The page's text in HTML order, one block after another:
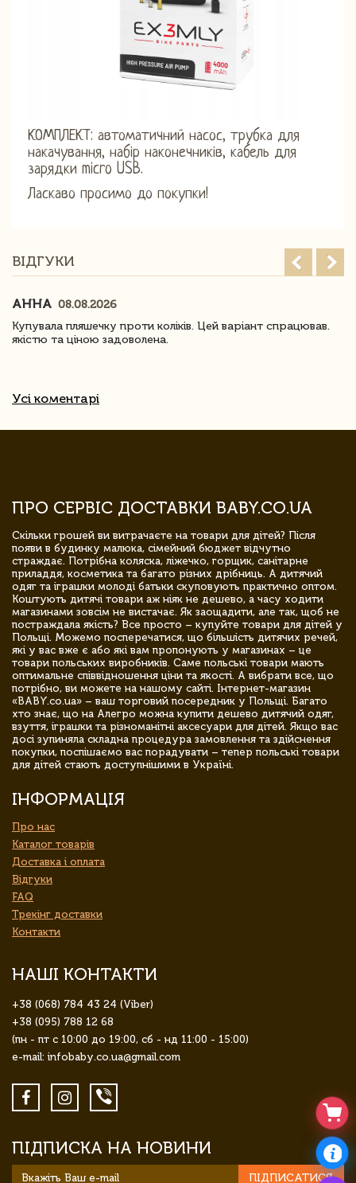
КОМПЛЕКТ: автоматичний насос, трубка для
накачування, набір наконечників, кабель для
зарядки micro USB.
Ласкаво просимо до покупки!
ВІДГУКИ
АННА 08.08.2026
Купувала пляшечку проти коліків. Цей варіант спрацював.
якістю та ціною задоволена.
Усі коментарі
ПРО СЕРВІС ДОСТАВКИ BABY.CO.UA
Скільки грошей ви витрачаєте на товари для дітей? Після
появи в будинку малюка, сімейний бюджет відчутно
страждає. Потрібна коляска, ліжечко, горщик, санітарне
приладдя, косметика та багато різних дрібниць. А дитячий
одяг та іграшки молоді батьки скуповують практично оптом.
Коштують дитячі товари аж ніяк не дешево, а часу ходити
магазинами зовсім не вистачає. Як заощадити, але так, щоб не
постраждала якість? Все просто – купуйте товари для дітей у
Польщі. Можемо посперечатися, що більшість дитячих речей,
які у вас вже є або які вам пропонують у магазинах – це
товари польських виробників. Саме польські товари мають
оптимальне співвідношення ціни та якості. А вибрати все, що
потрібно, ви можете на нашому сайті. Інтернет-магазин
«BABY.co.ua» – ваш торговий посередник у Польщі. Багато
хто знає, що на Алегро можна купити дешево дитячий одяг,
взуття, іграшки та різноманітні аксесуари для дітей. Якщо вас
досі зупиняла складна процедура замовлення та здійснення
покупки, поспішаємо вас порадувати – тепер польські товари
для дітей стають доступнішими в Україні.
ІНФОРМАЦІЯ
Про нас
Каталог товарів
Доставка і оплата
Відгуки
FAQ
Трекінг доставки
Контакти
НАШІ КОНТАКТИ
+38 (068) 784 43 24 (Viber)
+38 (095) 788 12 68
(пн - пт с 10:00 до 19:00, сб - нд 11:00 - 15:00)
e-mail: infobaby.co.ua@gmail.com
ПІДПИСКА НА НОВИНИ
ПІДПИСАТИСЯ